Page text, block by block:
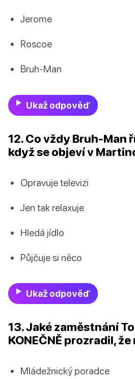
Jerome
Roscoe
Bruh-Man
Ukaž odpověď
12. Co vždy Bruh-Man
když se objeví v
Opravuje televizi
Jen tak relaxuje
Hledá jídlo
Půjčuje si něco
Ukaž odpověď
13. Jaké zaměstnání
KONEČNĚ prozradil, že
Mládežnický poradce